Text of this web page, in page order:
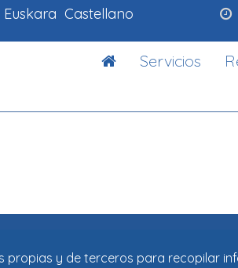
Euskara Castellano
Servicios
propias y de terceros para recopilar